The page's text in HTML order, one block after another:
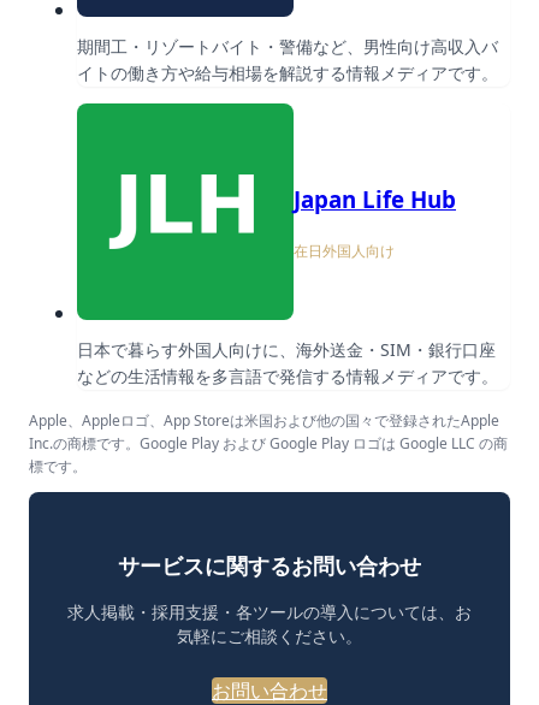
期間工・リゾートバイト・警備など、男性向け高収入バ
イトの働き方や給与相場を解説する情報メディアです。
Japan Life Hub
在日外国人向け
日本で暮らす外国人向けに、海外送金・SIM・銀行口座
などの生活情報を多言語で発信する情報メディアです。
Apple、Appleロゴ、App Storeは米国および他の国々で登録されたApple
Inc.の商標です。Google Play および Google Play ロゴは Google LLC の商
標です。
サービスに関するお問い合わせ
求人掲載・採用支援・各ツールの導入については、お
気軽にご相談ください。
お問い合わせ